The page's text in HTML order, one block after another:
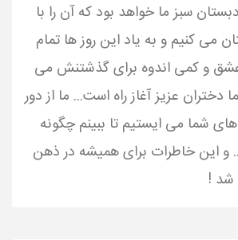
سبز ما خواهد بود که آن را با
می کنیم و به یاد این روز ها تمام
و کمی اندوه برای گذشتنش می
عزیز آغاز راه است... ما از دور
شما می ایستیم تا ببینم چگونه
و این خاطرات برای همیشه در ذهن
شد !